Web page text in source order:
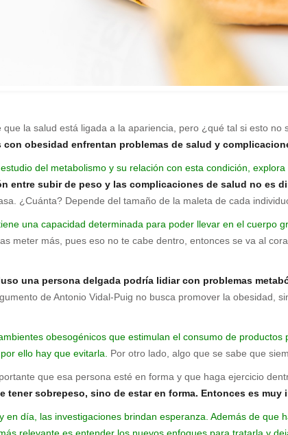
la salud está ligada a la apariencia, pero ¿qué tal si esto no
obesidad enfrentan problemas de salud y
del metabolismo y su relación con esta condición,
entre subir de peso y las complicaciones de salud no es
¿Cuánta? Depende del tamaño de la maleta de cada
una capacidad determinada para poder llevar en el cuerpo
meter más, pues eso no te cabe dentro, entonces se va al
una persona delgada podría lidiar con problemas
de Antonio Vidal-Puig no busca promover la obesidad,
obesogénicos que estimulan el consumo de
ello hay que evitarla.
Por otro lado, algo que se sabe que
que esa persona esté en forma y que haga ejercicio
tener sobrepeso, sino de estar en forma. Entonces es
en día, las investigaciones brindan esperanza. Además de
relevante es entender los nuevos enfoques para tratarla y